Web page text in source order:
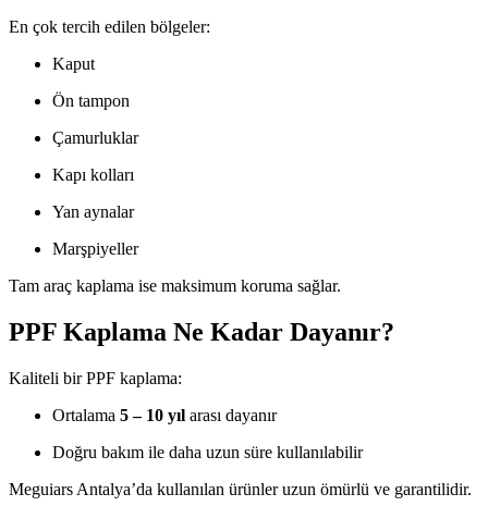
En çok tercih edilen bölgeler:
Kaput
Ön tampon
Çamurluklar
Kapı kolları
Yan aynalar
Marşpiyeller
Tam araç kaplama ise maksimum koruma sağlar.
PPF Kaplama Ne Kadar Dayanır?
Kaliteli bir PPF kaplama:
Ortalama 5 – 10 yıl arası dayanır
Doğru bakım ile daha uzun süre kullanılabilir
Meguiars Antalya’da kullanılan ürünler uzun ömürlü ve garantilidir.